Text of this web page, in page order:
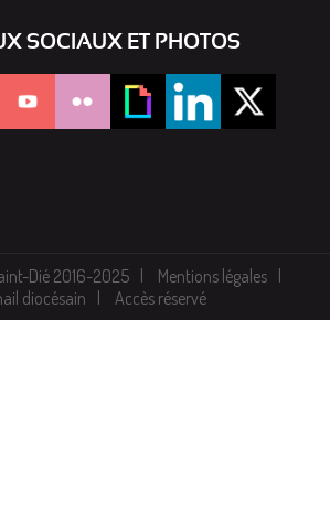
SOCIAUX ET PHOTOS
Dié 2016-2025
Mentions légales
diocésain
Accès réservé